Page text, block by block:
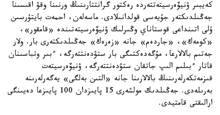
كەيبىر ۋنيۆەرسيتەتتەردە رەكتور گرانتتارىنىڭ ورنىنا وقۋ اقىسىنا
جەڭىلدىكتەر جۇيەسى قولدانىلادى. ماسەلەن، احمەت بايتۇرسىن
ۇلى اتىنداعى قوستاناي وڭىرلىك ۋنيۆەرسيتەتىندە «قامقور»،
«كومەك»، «جاردەم» جانە «زەرەك» جەڭىلدىكتەرى بار. ولار
جەتىم بالالارعا، مۇگەدەكتىگى بار ستۋدەنتتەرگە، ءبىر وتباسىنان
قاتار ءبىلىم الىپ جاتقان ستۋدەنتتەرگە، ۋنيۆەرسيتەت
قىزمەتكەرلەرىنىڭ بالالارىنا جانە «التىن بەلگى» يەگەرلەرىنە
بەرىلەدى. جەڭىلدىك مولشەرى 15 پايىزدان 100 پايىزعا دەيىنگى
ارالىقتى قامتيدى.